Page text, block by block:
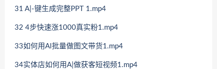
31 A|-键生成完整PPT 1.mp4
32 4步快速涨1000真实粉1.mp4
33如何用Al批量做图文带货1.mp4
34实体店如何用A|做获客短视频1.mp4